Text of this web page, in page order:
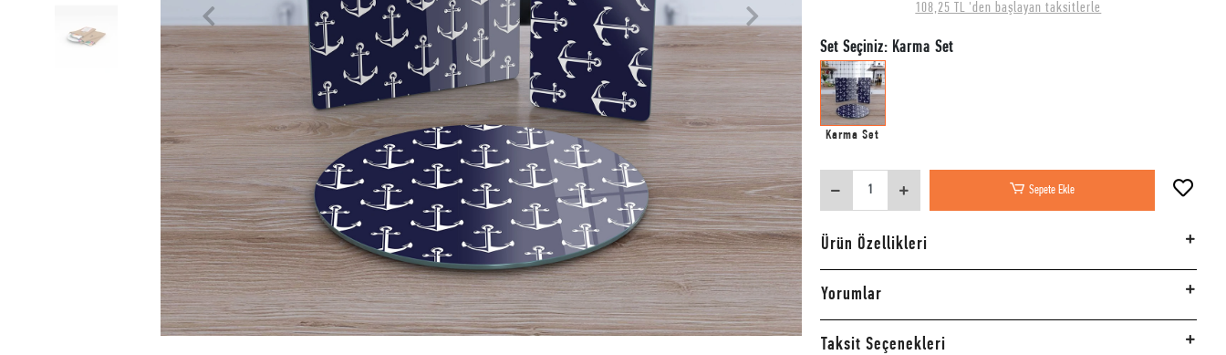
108,25 TL 'den başlayan taksitlerle
Set Seçiniz: Karma Set
Karma Set
Sepete Ekle
Ürün Özellikleri
Yorumlar
Taksit Seçenekleri